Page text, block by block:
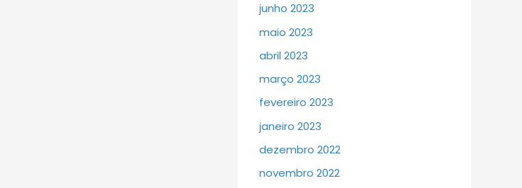
junho 2023
maio 2023
abril 2023
março 2023
fevereiro 2023
janeiro 2023
dezembro 2022
novembro 2022